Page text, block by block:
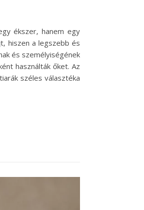
ékszer, hanem egy
hiszen a legszebb és
és személyiségének
használták őket. Az
széles választéka